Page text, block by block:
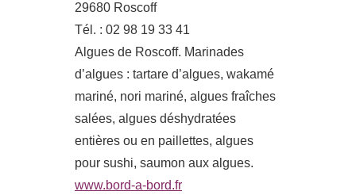
29680 Roscoff
Tél. : 02 98 19 33 41
Algues de Roscoff. Marinades
d’algues : tartare d’algues, wakamé
mariné, nori mariné, algues fraîches
salées, algues déshydratées
entières ou en paillettes, algues
pour sushi, saumon aux algues.
www.bord-a-bord.fr